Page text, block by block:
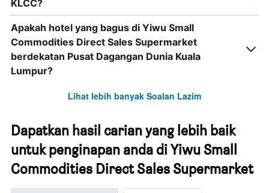
KLCC?
Apakah hotel yang bagus di Yiwu Small
Commodities Direct Sales Supermarket
berdekatan Pusat Dagangan Dunia Kuala
Lumpur?
Lihat lebih banyak Soalan Lazim
Dapatkan hasil carian yang lebih baik
untuk penginapan anda di Yiwu Small
Commodities Direct Sales Supermarket